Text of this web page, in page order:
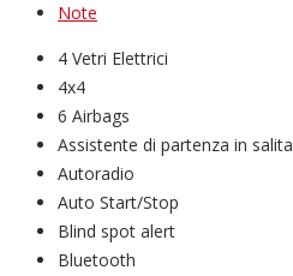
Note
4 Vetri Elettrici
4x4
6 Airbags
Assistente di partenza in salita
Autoradio
Auto Start/Stop
Blind spot alert
Bluetooth